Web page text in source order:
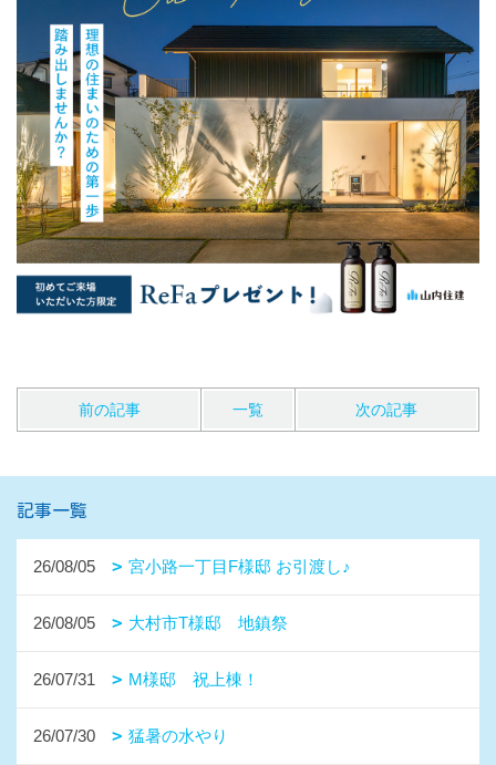
前の記事 一覧 次の記事
記事一覧
26/08/05 宮小路一丁目F様邸 お引渡し♪
26/08/05 大村市T様邸 地鎮祭
26/07/31 M様邸 祝上棟！
26/07/30 猛暑の水やり